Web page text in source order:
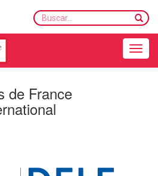
Buscar...
de France